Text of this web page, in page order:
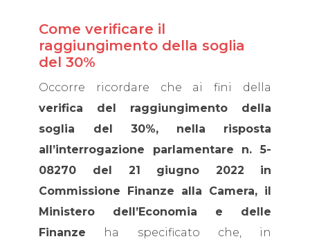
Come verificare il
raggiungimento della soglia
del 30%
Occorre ricordare che ai fini della
verifica del raggiungimento della
soglia del 30%,
nella risposta
all’interrogazione parlamentare
n. 5-
08270 del 21 giugno 2022
in
Commissione Finanze alla Camera, il
Ministero dell’Economia e delle
Finanze ha specificato che, in